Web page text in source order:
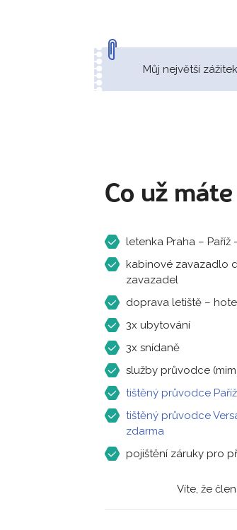
Můj největší
Co už
letenka Praha – Paříž
kabinové zavazadlo
zavazadel
doprava letiště –
3x ubytování
3x snídaně
služby průvodce
tištěný průvodce
tištěný průvodce
zdarma
pojištění záruky pro
Víte, že